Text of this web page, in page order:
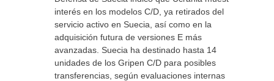
interés en los modelos C/D, ya retirados del
servicio activo en Suecia, así como en la
adquisición futura de versiones E más
avanzadas. Suecia ha destinado hasta 14
unidades de los Gripen C/D para posibles
transferencias, según evaluaciones internas